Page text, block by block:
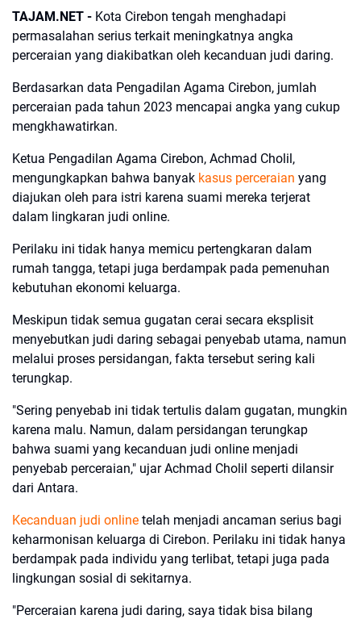
TAJAM.NET - Kota Cirebon tengah menghadapi
permasalahan serius terkait meningkatnya angka
perceraian yang diakibatkan oleh kecanduan judi daring.
Berdasarkan data Pengadilan Agama Cirebon, jumlah
perceraian pada tahun 2023 mencapai angka yang cukup
mengkhawatirkan.
Ketua Pengadilan Agama Cirebon, Achmad Cholil,
mengungkapkan bahwa banyak kasus perceraian yang
diajukan oleh para istri karena suami mereka terjerat
dalam lingkaran judi online.
Perilaku ini tidak hanya memicu pertengkaran dalam
rumah tangga, tetapi juga berdampak pada pemenuhan
kebutuhan ekonomi keluarga.
Meskipun tidak semua gugatan cerai secara eksplisit
menyebutkan judi daring sebagai penyebab utama, namun
melalui proses persidangan, fakta tersebut sering kali
terungkap.
"Sering penyebab ini tidak tertulis dalam gugatan, mungkin
karena malu. Namun, dalam persidangan terungkap
bahwa suami yang kecanduan judi online menjadi
penyebab perceraian," ujar Achmad Cholil seperti dilansir
dari Antara.
Kecanduan judi online telah menjadi ancaman serius bagi
keharmonisan keluarga di Cirebon. Perilaku ini tidak hanya
berdampak pada individu yang terlibat, tetapi juga pada
lingkungan sosial di sekitarnya.
"Perceraian karena judi daring, saya tidak bisa bilang